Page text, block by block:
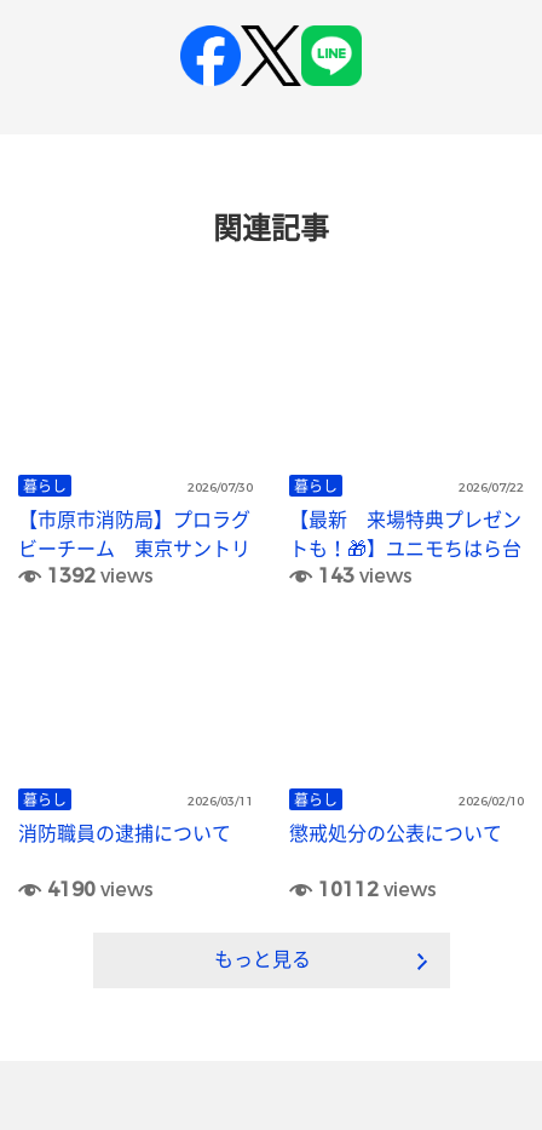
関連記事
暮らし 2026/07/30
【市原市消防局】プロラグ
ビーチーム 東京サントリ
ーサンゴリアスとの合同ト
1392views
暮らし 2026/07/22
【最新 来場特典プレゼン
トも！🎁】ユニモちはら台
でいちはら救急フェア２０
143views
暮らし 2026/03/11
消防職員の逮捕について
4190views
暮らし 2026/02/10
懲戒処分の公表について
10112views
もっと見る